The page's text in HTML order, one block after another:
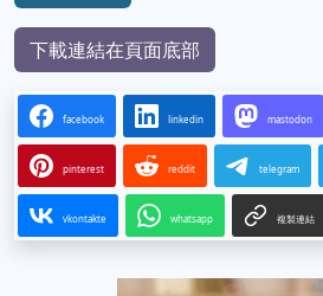
下載連結在頁面底部
facebook linkedin mastodon
pinterest reddit telegram
vkontakte whatsapp 複製連結